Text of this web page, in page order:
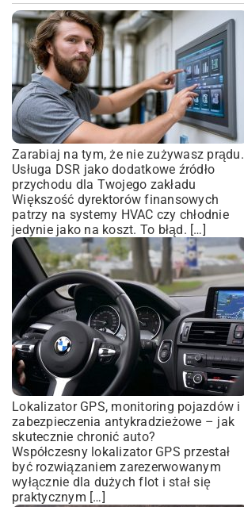
Zarabiaj na tym, że nie zużywasz prądu.
Usługa DSR jako dodatkowe źródło
przychodu dla Twojego zakładu
Większość dyrektorów finansowych
patrzy na systemy HVAC czy chłodnie
jedynie jako na koszt. To błąd. […]
Lokalizator GPS, monitoring pojazdów i
zabezpieczenia antykradzieżowe – jak
skutecznie chronić auto?
Współczesny lokalizator GPS przestał
być rozwiązaniem zarezerwowanym
wyłącznie dla dużych flot i stał się
praktycznym […]